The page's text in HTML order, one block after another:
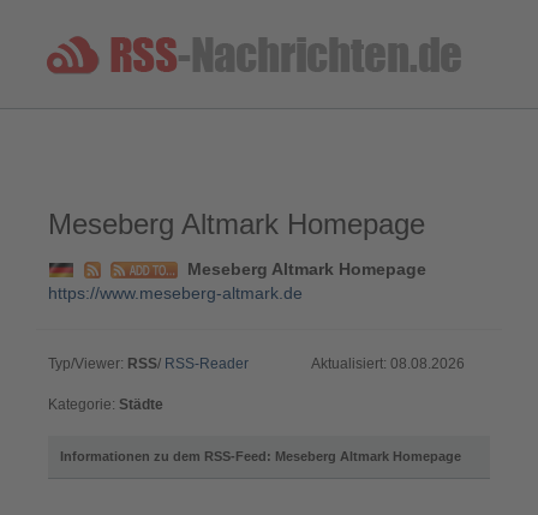
Meseberg Altmark Homepage
Meseberg Altmark Homepage
https://www.meseberg-altmark.de
Typ/Viewer: RSS/ RSS-Reader Aktualisiert: 08.08.2026
Kategorie: Städte
Informationen zu dem RSS-Feed: Meseberg Altmark Homepage